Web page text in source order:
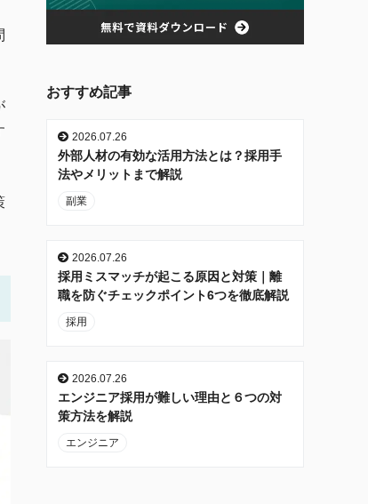
おすすめ記事
2026.07.26
外部人材の有効な活用方法とは？採用手
法やメリットまで解説
副業
2026.07.26
採用ミスマッチが起こる原因と対策｜離
職を防ぐチェックポイント6つを徹底解説
採用
2026.07.26
エンジニア採用が難しい理由と６つの対
策方法を解説
エンジニア